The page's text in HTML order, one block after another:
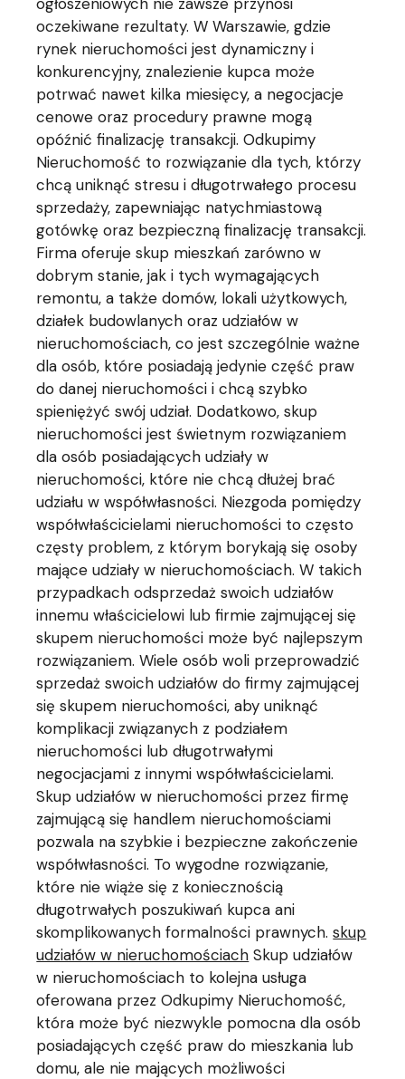
oczekiwane rezultaty. W Warszawie, gdzie
rynek nieruchomości jest dynamiczny i
konkurencyjny, znalezienie kupca może
potrwać nawet kilka miesięcy, a negocjacje
cenowe oraz procedury prawne mogą
opóźnić finalizację transakcji. Odkupimy
Nieruchomość to rozwiązanie dla tych, którzy
chcą uniknąć stresu i długotrwałego procesu
sprzedaży, zapewniając natychmiastową
gotówkę oraz bezpieczną finalizację transakcji.
Firma oferuje skup mieszkań zarówno w
dobrym stanie, jak i tych wymagających
remontu, a także domów, lokali użytkowych,
działek budowlanych oraz udziałów w
nieruchomościach, co jest szczególnie ważne
dla osób, które posiadają jedynie część praw
do danej nieruchomości i chcą szybko
spieniężyć swój udział. Dodatkowo, skup
nieruchomości jest świetnym rozwiązaniem
dla osób posiadających udziały w
nieruchomości, które nie chcą dłużej brać
udziału w współwłasności. Niezgoda pomiędzy
współwłaścicielami nieruchomości to często
częsty problem, z którym borykają się osoby
mające udziały w nieruchomościach. W takich
przypadkach odsprzedaż swoich udziałów
innemu właścicielowi lub firmie zajmującej się
skupem nieruchomości może być najlepszym
rozwiązaniem. Wiele osób woli przeprowadzić
sprzedaż swoich udziałów do firmy zajmującej
się skupem nieruchomości, aby uniknąć
komplikacji związanych z podziałem
nieruchomości lub długotrwałymi
negocjacjami z innymi współwłaścicielami.
Skup udziałów w nieruchomości przez firmę
zajmującą się handlem nieruchomościami
pozwala na szybkie i bezpieczne zakończenie
współwłasności. To wygodne rozwiązanie,
które nie wiąże się z koniecznością
długotrwałych poszukiwań kupca ani
skomplikowanych formalności prawnych.skup
udziałów w nieruchomościach Skup udziałów
w nieruchomościach to kolejna usługa
oferowana przez Odkupimy Nieruchomość,
która może być niezwykle pomocna dla osób
posiadających część praw do mieszkania lub
domu, ale nie mających możliwości